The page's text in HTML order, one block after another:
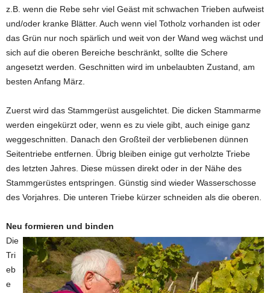
z.B. wenn die Rebe sehr viel Geäst mit schwachen Trieben aufweist
und/oder kranke Blätter. Auch wenn viel Totholz vorhanden ist oder
das Grün nur noch spärlich und weit von der Wand weg wächst und
sich auf die oberen Bereiche beschränkt, sollte die Schere
angesetzt werden. Geschnitten wird im unbelaubten Zustand, am
besten Anfang März.
Zuerst wird das Stammgerüst ausgelichtet. Die dicken Stammarme
werden eingekürzt oder, wenn es zu viele gibt, auch einige ganz
weggeschnitten. Danach den Großteil der verbliebenen dünnen
Seitentriebe entfernen. Übrig bleiben einige gut verholzte Triebe
des letzten Jahres. Diese müssen direkt oder in der Nähe des
Stammgerüstes entspringen. Günstig sind wieder Wasserschosse
des Vorjahres. Die unteren Triebe kürzer schneiden als die oberen.
Neu formieren und binden
Die
Tri
eb
e